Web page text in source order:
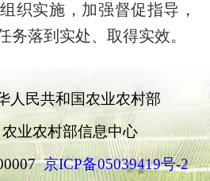
织实施，加强督促指导 ，
务落到实处、取得实效。
人民共和国农业农村部
业农村部信息中心
京ICP备05039419号-2